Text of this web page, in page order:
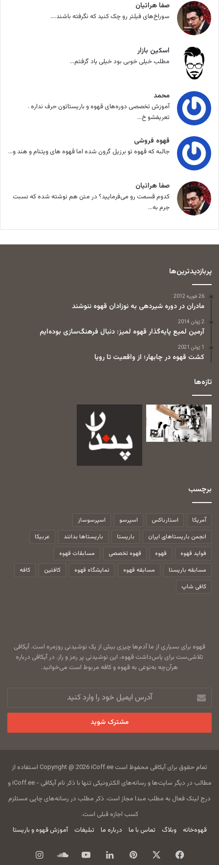
صفا هراتیان
سوراخ‌های فیلتر رو چک کنید که نگرفته باشند....
اسکین بازار
مطلب خیلی خوبی بود خیلی یاد گرفتم...
محمد
آموزش تخصصی دوره‌های قهوه و باریستاتون حرف نداره .
تعریفشو خ...
قهوه فروشی
جالبه که قهوه تو برزیل گرون شده اما قهوه های ویتنام و هند و...
صفا هراتیان
کدوم قسمت رو می‌فرمایید؟ در متن هم نوشته شده که نسبت
جرم به...
پربازدیدترین‌ها
26 فوریه 2012
مادران در دوره شیردهی به نوزادان قهوه ننوشند
2 ژوئن 2014
آرمین لمیع پایه‌گذار قهوه لمیز: دنبال فرهنگ‌سازی بوده‌ایم
1 ژوئن 2021
کشت قهوه در چابهار؛ از واقعیت تا رویا
تازه‌ها
برچسب
آمریکا استارباکس اسپرسو
اسپرسوساز
انجمن باریستاهای ایران
باریستا باریستاها بدانند
عربیکا
فواید قهوه
قهوه قهوه تخصصی
مسابقات قهوه
مسابقه باریستا
مسابقه قهوه نمایشگاه قهوه کافئین
کافه
کافی شاپ
قهوه برای بسیاری از ما آدم‌ها چیزی بیش از یک نوشیدنی روزمره است. آیکافی
تلاشی‌ست برای پاس‌داشت قهوه، این نوشیدنی پر رمز و راز. در آیکافی درباره
هرآن‌چه به‌نوعی به قهوه و کافه مربوط است می‌خوانید.
آدرس
ایمیل
خود
وارد
تمام حقوق برای آیکافی محفوظ است Copyright @ 2026 iCoff.ee استفاده از
مطالب در دیگر سایت‌ها و رسانه‌های الکترونیکی تنها با ذکر نام آیکافی - iCoff.ee و
درج لینک فعال به مطلب مبدا مجاز است. ذکر مطلب در رسانه‌های چاپی مستلزم
کسب اجازه قبلی است.
قهوه‌خانه
وبلاگ تماس با ما درباره ما تبلیغات آموزش قهوه و باریستا
فیس ‫پین‌ترست لینکدین یوتیوبساند